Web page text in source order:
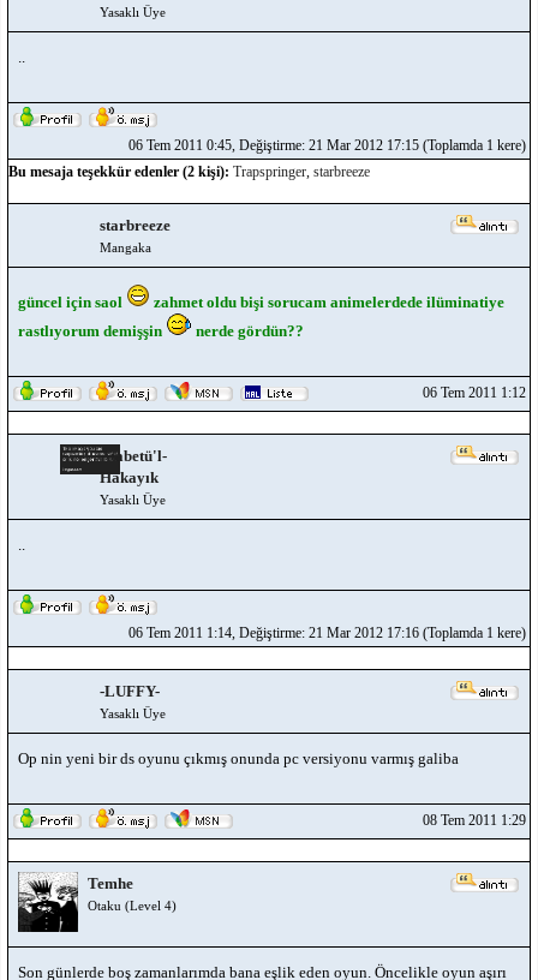
Yasaklı Üye
06 Tem 2011 0:45, Değiştirme: 21 Mar 2012 17:15 (Toplamda 1 kere)
Bu mesaja teşekkür edenler (2 kişi): Trapspringer starbreeze
starbreeze
Mangaka
güncel için saol
zahmet oldu bişi sorucam animelerdede ilüminatiye
rastlıyorum demişşin
nerde gördün??
06 Tem 2011 1:12
Atabetü'l-
Hakayık
Yasaklı Üye
06 Tem 2011 1:14, Değiştirme: 21 Mar 2012 17:16 (Toplamda 1 kere)
-LUFFY-
Yasaklı Üye
Op nin yeni bir ds oyunu çıkmış onunda pc versiyonu varmış galiba
08 Tem 2011 1:29
Temhe
Otaku (Level 4)
Son günlerde boş zamanlarımda bana eşlik eden oyun. Öncelikle oyun aşırı